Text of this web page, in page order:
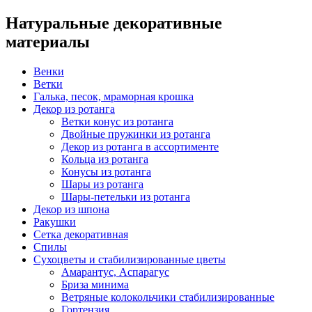
Натуральные декоративные
материалы
Венки
Ветки
Галька, песок, мраморная крошка
Декор из ротанга
Ветки конус из ротанга
Двойные пружинки из ротанга
Декор из ротанга в ассортименте
Кольца из ротанга
Конусы из ротанга
Шары из ротанга
Шары-петельки из ротанга
Декор из шпона
Ракушки
Сетка декоративная
Спилы
Сухоцветы и стабилизированные цветы
Амарантус, Аспарагус
Бриза минима
Ветряные колокольчики стабилизированные
Гортензия